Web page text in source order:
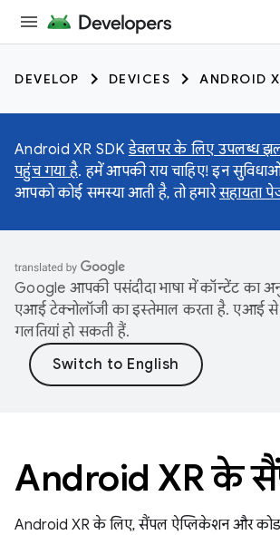
DEVELOP DEVICES ANDROID
Android XR SDKडेवलपर के लिए उपलब्ध
पहुंच गया है. हमें आपकी राय चाहिए! इन
आपको कोई समस्या आती है, तो हमारेसहायता
Google आपकी पसंदीदा भाषा में कॉन्टेंट का
एआई टेक्नोलॉजी का इस्तेमाल करता है. एआई से
गलतियां हो सकती हैं.
Android XR के
Android XR के लिए, सैंपल ऐप्लिकेशन और